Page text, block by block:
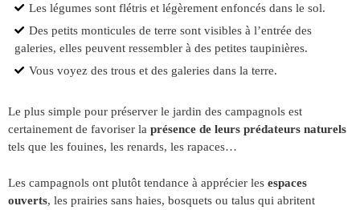
Les légumes sont flétris et légèrement enfoncés dans le sol.
Des petits monticules de terre sont visibles à l’entrée des
galeries, elles peuvent ressembler à des petites taupinières.
Vous voyez des trous et des galeries dans la terre.
Le plus simple pour préserver le jardin des campagnols est
certainement de favoriser la présence de leurs prédateurs naturels
tels que les fouines, les renards, les rapaces…
Les campagnols ont plutôt tendance à apprécier les espaces
ouverts, les prairies sans haies, bosquets ou talus qui abritent